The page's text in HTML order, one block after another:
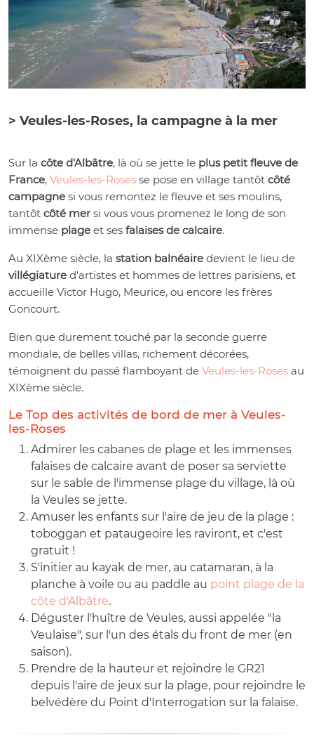
> Veules-les-Roses, la campagne à la mer
Sur la côte d'Albâtre, là où se jette le plus petit fleuve de
France, Veules-les-Roses se pose en village tantôt côté
campagne si vous remontez le fleuve et ses moulins,
tantôt côté mer si vous vous promenez le long de son
immense plage et ses falaises de calcaire.
Au XIXème siècle, la station balnéaire devient le lieu de
villégiature d'artistes et hommes de lettres parisiens, et
accueille Victor Hugo, Meurice, ou encore les frères
Goncourt.
Bien que durement touché par la seconde guerre
mondiale, de belles villas, richement décorées,
témoignent du passé flamboyant de Veules-les-Roses au
XIXème siècle.
Le Top des activités de bord de mer à Veules-
les-Roses
Admirer les cabanes de plage et les immenses
falaises de calcaire avant de poser sa serviette
sur le sable de l'immense plage du village, là où
la Veules se jette.
Amuser les enfants sur l'aire de jeu de la plage :
toboggan et pataugeoire les raviront, et c'est
gratuit !
S'initier au kayak de mer, au catamaran, à la
planche à voile ou au paddle au point plage de la
côte d'Albâtre.
Déguster l'huître de Veules, aussi appelée "la
Veulaise", sur l'un des étals du front de mer (en
saison).
Prendre de la hauteur et rejoindre le GR21
depuis l'aire de jeux sur la plage, pour rejoindre le
belvédère du Point d'Interrogation sur la falaise.